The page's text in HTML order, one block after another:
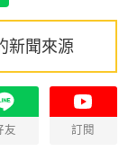
新聞來源
友 訂閱